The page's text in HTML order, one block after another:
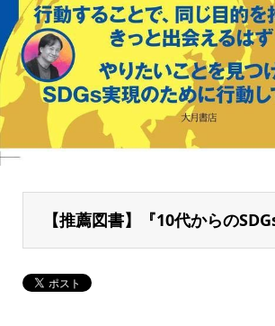
【推薦図書】『10代からの